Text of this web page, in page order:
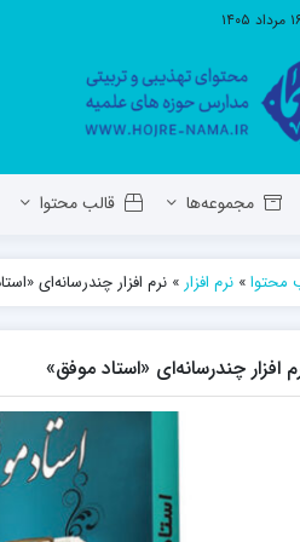
مجموعه‌ها قالب محتوا
استان آ.ش
حضرت ولی عصر عج بناب
صاحب الزمان عج مرند
محتوا» نرم افزار » نرم افزار چندرسانه‌ای
افزار چندرسانه‌ای «استاد موفق»